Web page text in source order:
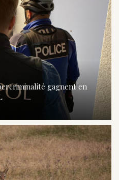
gagnent en